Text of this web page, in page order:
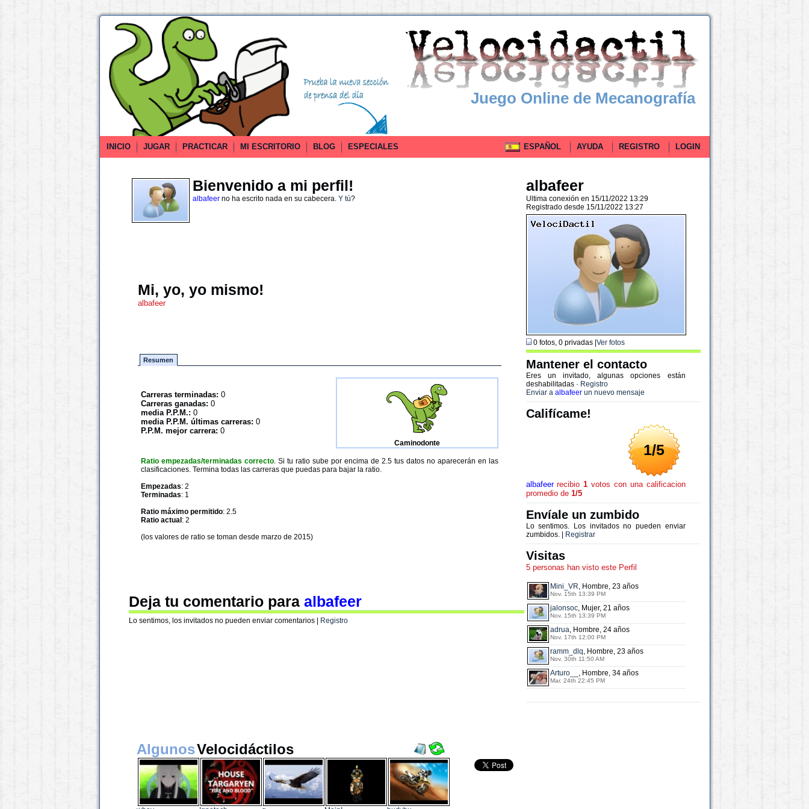
Juego Online de Mecanografía
INICIO JUGAR PRACTICAR MI ESCRITORIO BLOG ESPECIALES ESPAÑOL AYUDA REGISTRO LOGIN
Bienvenido a mi perfil!
albafeerno ha escrito nada en su cabecera. Y tú?
Mi, yo, yo mismo!
albafeer
Resumen
Carreras terminadas: 0
Carreras ganadas: 0
media P.P.M.: 0
media P.P.M. últimas carreras: 0
P.P.M. mejor carrera: 0
Caminodonte
Ratio empezadas/terminadas correcto. Si tu ratio sube por encima de 2.5 tus datos no aparecerán en las
clasificaciones. Termina todas las carreras que puedas para bajar la ratio.
Empezadas: 2
Terminadas: 1
Ratio máximo permitido: 2.5
Ratio actual : 2
(los valores de ratio se toman desde marzo de 2015)
Deja tu comentario para albafeer
Lo sentimos, los invitados no pueden enviar comentarios | Registro
albafeer
Ultima conexión en 15/11/2022 13:29
Registrado desde 15/11/2022 13:27
0 fotos, 0 privadas | Ver fotos
Mantener el contacto
Eres un invitado, algunas opciones están
deshabilitadas · Registro
Enviar a albafeerun nuevo mensaje
Califícame!
1/5
albafeerrecibio1 votos con una calificacion
promedio de 1/5
Envíale un zumbido
Lo sentimos. Los invitados no pueden enviar
zumbidos. |
Registrar
Visitas
5 personas han visto este Perfil
Mini_VR, Hombre, 23 años
Nov. 15th 13:39 PM
jalonsoc, Mujer, 21 años
Nov. 15th 13:39 PM
adrua, Hombre, 24 años
Nov. 17th 12:00 PM
ramm_dlq, Hombre, 23 años
Nov. 30th 11:50 AM
Arturo__ , Hombre, 34 años
Mar. 24th 22:45 PM
AlgunosVelocidáctilos